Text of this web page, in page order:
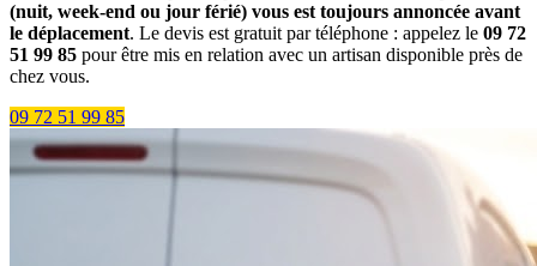
(nuit, week-end ou jour férié) vous est toujours annoncée avant
le déplacement. Le devis est gratuit par téléphone : appelez le 09 72
51 99 85 pour être mis en relation avec un artisan disponible près de
chez vous.
09 72 51 99 85